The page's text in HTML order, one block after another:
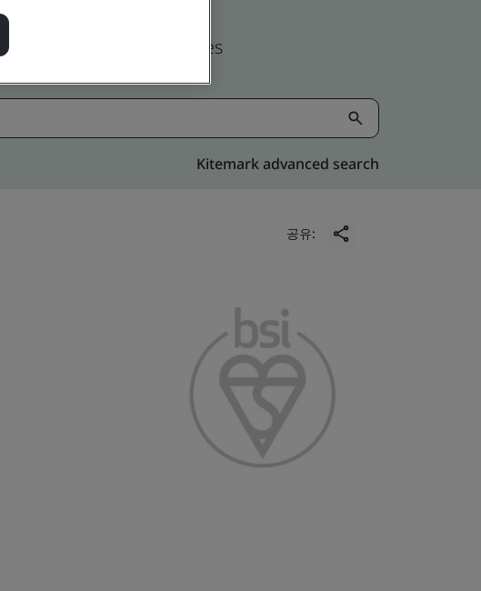
and global companies
Kitemark advanced search
공유: